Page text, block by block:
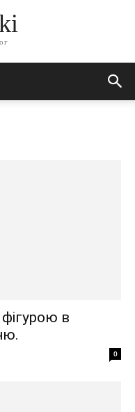
в
0